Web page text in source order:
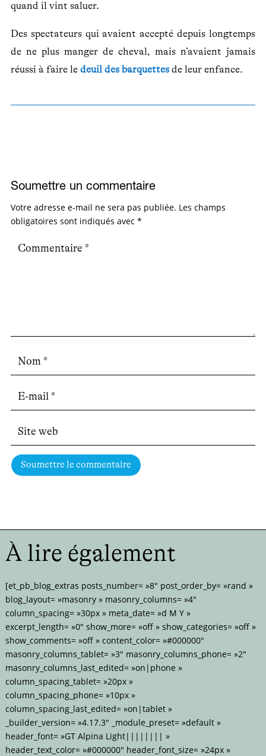
quand il vint saluer.
Des spectateurs qui avaient accepté depuis longtemps
de ne plus manger de cheval, mais n’avaient jamais
réussi à faire ledeuil des barquettesde leur enfance.
Soumettre un commentaire
Votre adresse e-mail ne sera pas publiée. Les champs
obligatoires sont indiqués avec *
Soumettre le commentaire
À lire également
[et_pb_blog_extras posts_number= »8″ post_order_by= »rand »
blog_layout= »masonry » masonry_columns= »4″
column_spacing= »30px » meta_date= »d M Y »
excerpt_length= »0″ show_more= »off » show_categories= »off »
show_comments= »off » content_color= »#000000″
masonry_columns_tablet= »3″ masonry_columns_phone= »2″
masonry_columns_last_edited= »on|phone »
column_spacing_tablet= »20px »
column_spacing_phone= »10px »
column_spacing_last_edited= »on|tablet »
_builder_version= »4.17.3″ _module_preset= »default »
header_font= »GT Alpina Light|||||||| »
header_text_color= »#000000″ header_font_size= »24px »